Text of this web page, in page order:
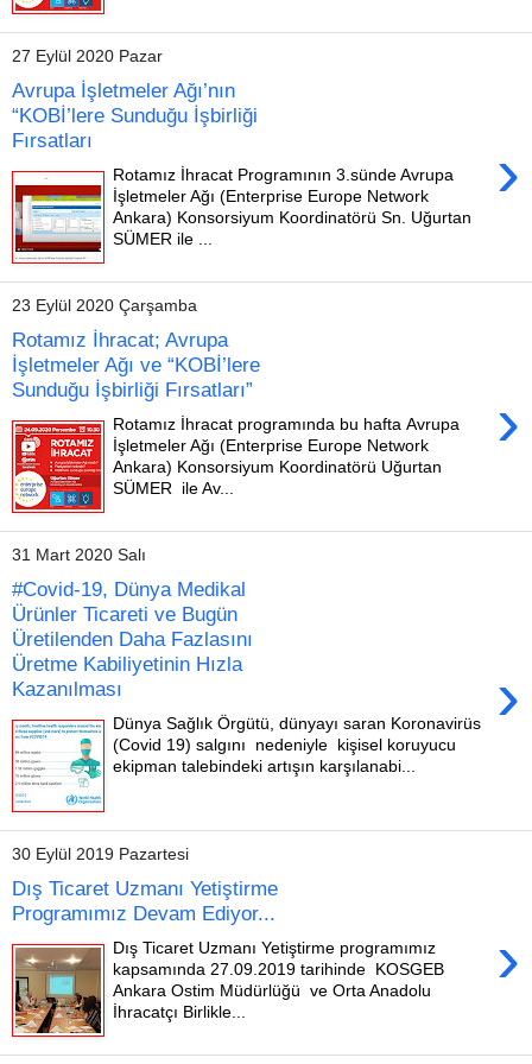
27 Eylül 2020 Pazar
Avrupa İşletmeler Ağı’nın
“KOBİ’lere Sunduğu İşbirliği
Fırsatları
›
Rotamız İhracat Programının 3.sünde Avrupa
İşletmeler Ağı (Enterprise Europe Network
Ankara) Konsorsiyum Koordinatörü Sn. Uğurtan
SÜMER ile ...
23 Eylül 2020 Çarşamba
Rotamız İhracat; Avrupa
İşletmeler Ağı ve “KOBİ’lere
Sunduğu İşbirliği Fırsatları”
›
Rotamız İhracat programında bu hafta Avrupa
İşletmeler Ağı (Enterprise Europe Network
Ankara) Konsorsiyum Koordinatörü Uğurtan
SÜMER ile Av...
31 Mart 2020 Salı
#Covid-19, Dünya Medikal
Ürünler Ticareti ve Bugün
Üretilenden Daha Fazlasını
Üretme Kabiliyetinin Hızla
Kazanılması
›
Dünya Sağlık Örgütü, dünyayı saran Koronavirüs
(Covid 19) salgını nedeniyle kişisel koruyucu
ekipman talebindeki artışın karşılanabi...
30 Eylül 2019 Pazartesi
Dış Ticaret Uzmanı Yetiştirme
Programımız Devam Ediyor...
›
Dış Ticaret Uzmanı Yetiştirme programımız
kapsamında 27.09.2019 tarihinde KOSGEB
Ankara Ostim Müdürlüğü ve Orta Anadolu
İhracatçı Birlikle...